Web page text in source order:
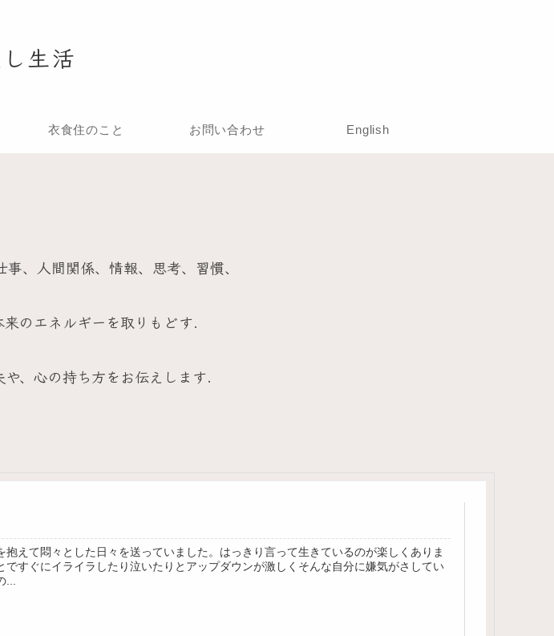
生活
衣食住のこと お問い合わせ English
、人間関係、情報、思考、習慣、
のエネルギーを取りもどす.
、心の持ち方をお伝えします.
抱えて悶々とした日々を送っていました。はっきり言って生きているのが楽しくありま
ですぐにイライラしたり泣いたりとアップダウンが激しくそんな自分に嫌気がさしてい
...